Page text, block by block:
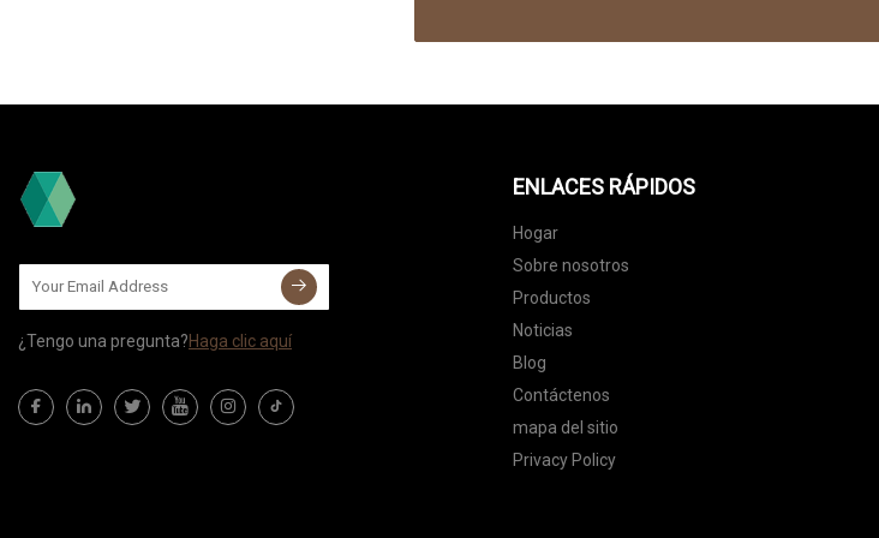
¿Tengo una pregunta?Haga clic aquí
ENLACES RÁPIDOS
Hogar
Sobre nosotros
Productos
Noticias
Blog
Contáctenos
mapa del sitio
Privacy Policy